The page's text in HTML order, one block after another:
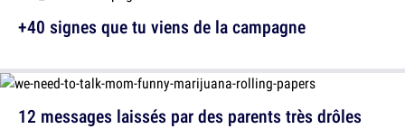
12 messages laissés par des parents très drôles
+40 signes que tu viens de la campagne